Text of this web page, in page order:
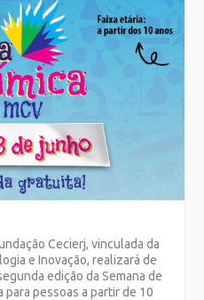
Cecierj, vinculada da
e Inovação, realizará de
edição da Semana de
para pessoas a partir de 10